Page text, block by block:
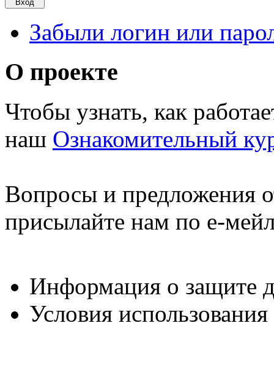
Забыли логин или
О проекте
Чтобы узнать, как
наш Ознакомительный
Вопросы и предложения
присылайте нам по е-
Информация о защите
Условия использования